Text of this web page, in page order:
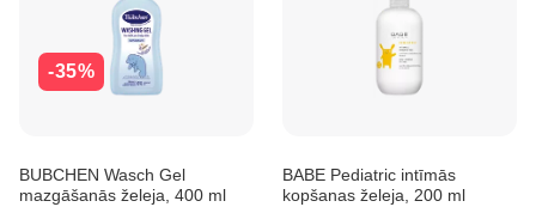
-35%
BUBCHEN Wasch Gel
mazgāšanās želeja, 400 ml
BABE Pediatric intīmās
kopšanas želeja, 200 ml